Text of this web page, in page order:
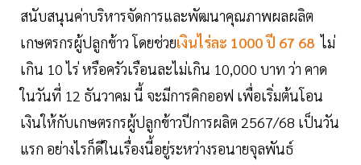
สนับสนุนค่าบริหารจัดการและพัฒนาคุณภาพผลผลิต
เกษตรกรผู้ปลูกข้าว โดยช่วยเงินไร่ละ 1000 ปี 67 68 ไม่
เกิน 10 ไร่ หรือครัวเรือนละไม่เกิน 10,000 บาท ว่า คาด
ในวันที่ 12 ธันวาคม นี้ จะมีการคิกออฟ เพื่อเริ่มต้นโอน
เงินให้กับเกษตรกรผู้ปลูกข้าวปีการผลิต 2567/68 เป็นวัน
แรก อย่างไรก็ดีในเรื่องนี้อยู่ระหว่างรอนายจุลพันธ์